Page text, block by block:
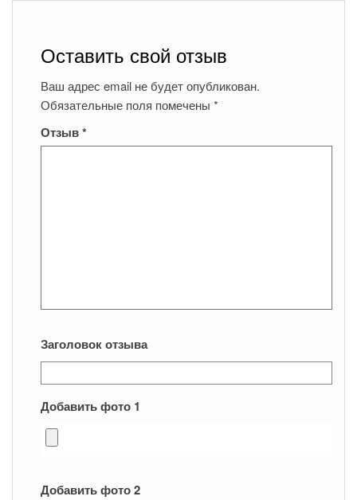
Оставить свой отзыв
Ваш адрес email не будет опубликован.
Обязательные поля помечены *
Отзыв*
Заголовок отзыва
Добавить фото 1
Добавить фото 2